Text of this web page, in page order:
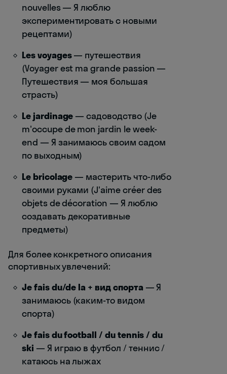
nouvelles — Я люблю
экспериментировать с новыми
рецептами)
Les voyages— путешествия
(Voyager est ma grande passion —
Путешествия — моя большая
страсть)
Le jardinage — садоводство (Je
m'occupe de mon jardin le week-
end — Я занимаюсь своим садом
по выходным)
Le bricolage — мастерить что-либо
своими руками (J'aime créer des
objets de décoration — Я люблю
создавать декоративные
предметы)
Для более конкретного описания
спортивных увлечений:
Je fais du/de la + вид спорта — Я
занимаюсь (каким-то видом
спорта)
Je fais du football / du tennis / du
ski — Я играю в футбол / теннис /
катаюсь на лыжах